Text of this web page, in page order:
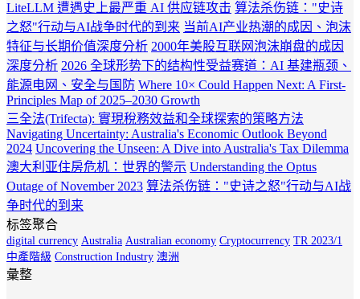
LiteLLM 遭遇史上最严重 AI 供应链攻击 算法杀伤链："史诗
之怒"行动与AI战争时代的到来 当前AI产业热潮的成因、泡沫
特征与长期价值深度分析 2000年美股互联网泡沫崩盘的成因
深度分析 2026 全球形势下的结构性受益赛道：AI 基建瓶颈、
能源电网、安全与国防 Where 10× Could Happen Next: A First-
Principles Map of 2025–2030 Growth
三全法(Trifecta): 實現稅務效益和全球探索的策略方法
Navigating Uncertainty: Australia's Economic Outlook Beyond
2024 Uncovering the Unseen: A Dive into Australia's Tax Dilemma
澳大利亚住房危机：世界的警示 Understanding the Optus
Outage of November 2023 算法杀伤链："史诗之怒"行动与AI战
争时代的到来
标签聚合
digital currency Australia Australian economy Cryptocurrency TR 2023/1
中產階級 Construction Industry 澳洲
彙整